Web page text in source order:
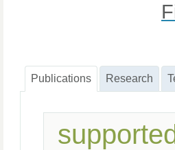
Publications Research